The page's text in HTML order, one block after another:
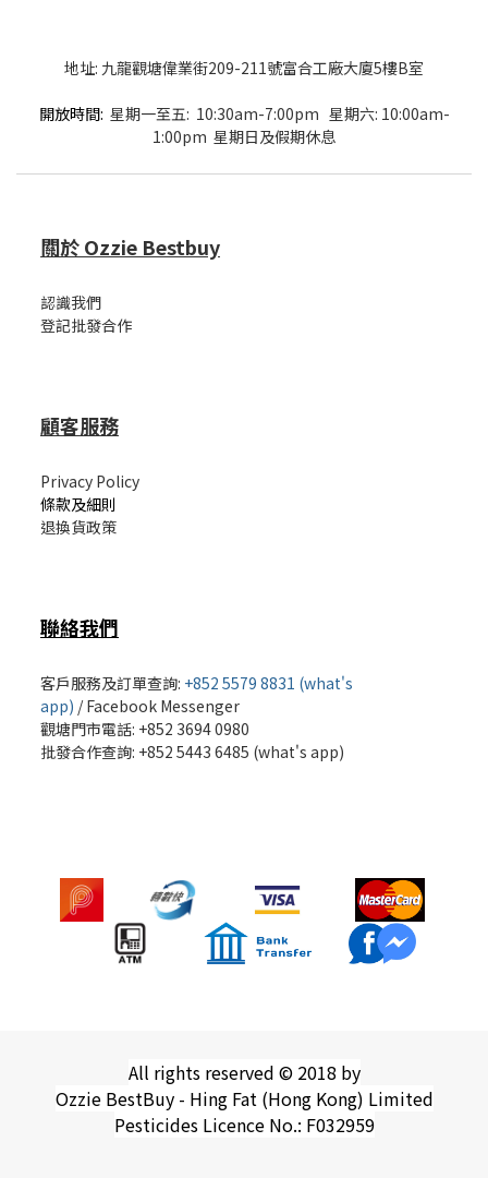
地址: 九龍觀塘偉業街209-211號富合工廠大廈5樓B室
開放時間: 星期一至五: 10:30am-7:00pm 星期六: 10:00am-
1:00pm 星期日及假期休息
關於 Ozzie Bestbuy
認識我們
登記批發合作
顧客服務
Privacy Policy
條款及細則
退換貨政策
聯絡我們
客戶服務及訂單查詢: +852 5579 8831 (what's
app) /Facebook Messenger
觀塘門市電話: +852 3694 0980
批發合作查詢: +852 5443 6485 (what's app)
All rights reserved © 2018 by
Ozzie BestBuy - Hing Fat (Hong Kong) Limited
Pesticides Licence No.: F032959